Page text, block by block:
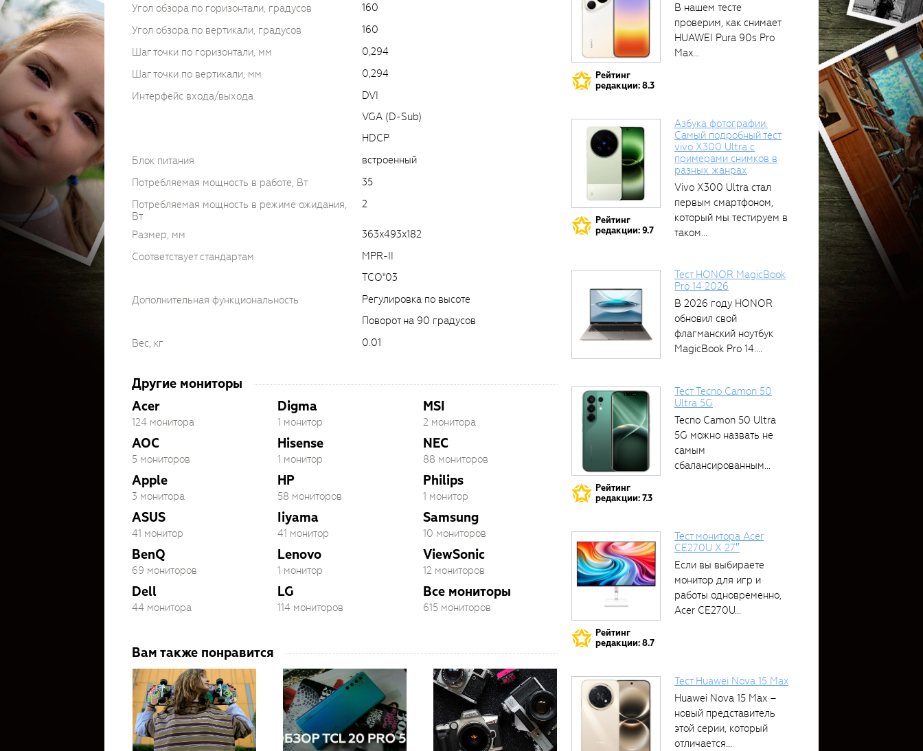
Угол обзора по горизонтали, градусов
160
Угол обзора по вертикали, градусов
160
Шаг точки по горизонтали, мм
0,294
Шаг точки по вертикали, мм
0,294
Интерфейс входа/выхода
DVI
VGA (D-Sub)
HDCP
Блок питания
встроенный
Потребляемая мощность в работе, Вт
35
Потребляемая мощность в режиме ожидания,
Вт
2
Размер, мм
363x493x182
Соответствует стандартам
MPR-II
TCO''03
Дополнительная функциональность
Регулировка по высоте
Поворот на 90 градусов
Вес, кг
0.01
Другие мониторы
Acer
124 монитора
AOC
5 мониторов
Apple
3 монитора
ASUS
41 монитор
BenQ
69 мониторов
Dell
44 монитора
Digma
1 монитор
Hisense
1 монитор
HP
58 мониторов
Iiyama
41 монитор
Lenovo
1 монитор
LG
114 мониторов
MSI
2 монитора
NEC
88 мониторов
Philips
1 монитор
Samsung
10 мониторов
ViewSonic
12 мониторов
Все мониторы
615 мониторов
Вам также понравится
Рейтинг
редакции: 8.3
В нашем тесте
проверим, как снимает
HUAWEI Pura 90s Pro
Max...
Рейтинг
редакции: 9.7
Азбука фотографии.
Самый подробный тест
vivo X300 Ultra с
примерами снимков в
разных жанрах
Vivo X300 Ultra стал
первым смартфоном,
который мы тестируем в
таком...
Тест HONOR MagicBook
Pro 14 2026
В 2026 году HONOR
обновил свой
флагманский ноутбук
MagicBook Pro 14....
Рейтинг
редакции: 7.3
Тест Tecno Camon 50
Ultra 5G
Tecno Camon 50 Ultra
5G можно назвать не
самым
сбалансированным
Рейтинг
редакции: 8.7
Тест монитора Acer
CE270U X 27″
Если вы выбираете
монитор для игр и
работы одновременно,
Acer CE270U...
Тест Huawei Nova 15 Max
Huawei Nova 15 Max –
новый представитель
этой серии, который
отличается...